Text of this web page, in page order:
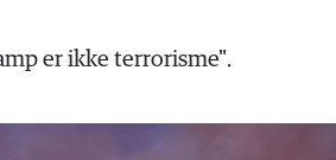
er ikke terrorisme".